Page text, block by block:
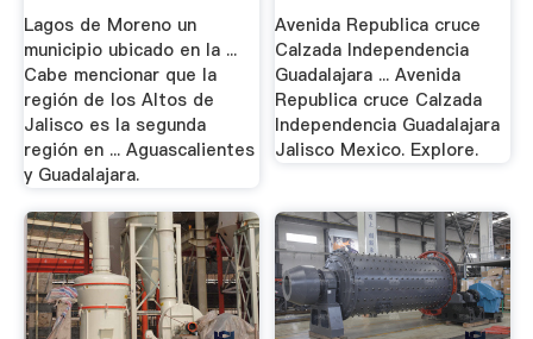
Lagos de Moreno un
municipio ubicado en la ...
Cabe mencionar que la
región de los Altos de
Jalisco es la segunda
región en ... Aguascalientes
y Guadalajara.
Avenida Republica cruce
Calzada Independencia
Guadalajara ... Avenida
Republica cruce Calzada
Independencia Guadalajara
Jalisco Mexico. Explore.